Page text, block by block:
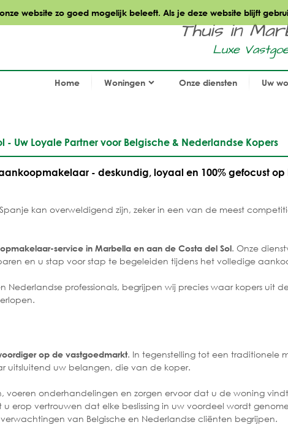
website zo goed mogelijk beleeft. Als je deze website blijft
Thuis in
Luxe
Home Woningen Onze diensten Uw
Uw Loyale Partner voor Belgische & Nederlandse Kopers
- deskundig, loyaal en 100% gefocust
kan overweldigend zijn, zeker in een van de meest
service in Marbella en aan de Costa del Sol. Onze
en u stap voor stap te begeleiden tijdens het volledige
professionals, begrijpen wij precies waar kopers uit
op de vastgoedmarkt. In tegenstelling tot een traditionele
uitsluitend uw belangen, die van de koper.
voeren onderhandelingen en zorgen ervoor dat u de woning
erop vertrouwen dat elke beslissing in uw voordeel wordt
van Belgische en Nederlandse cliënten begrijpen.